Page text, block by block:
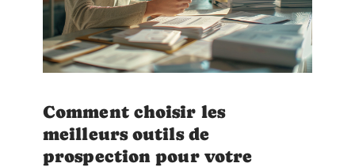
Comment choisir les
meilleurs outils de
prospection pour votre